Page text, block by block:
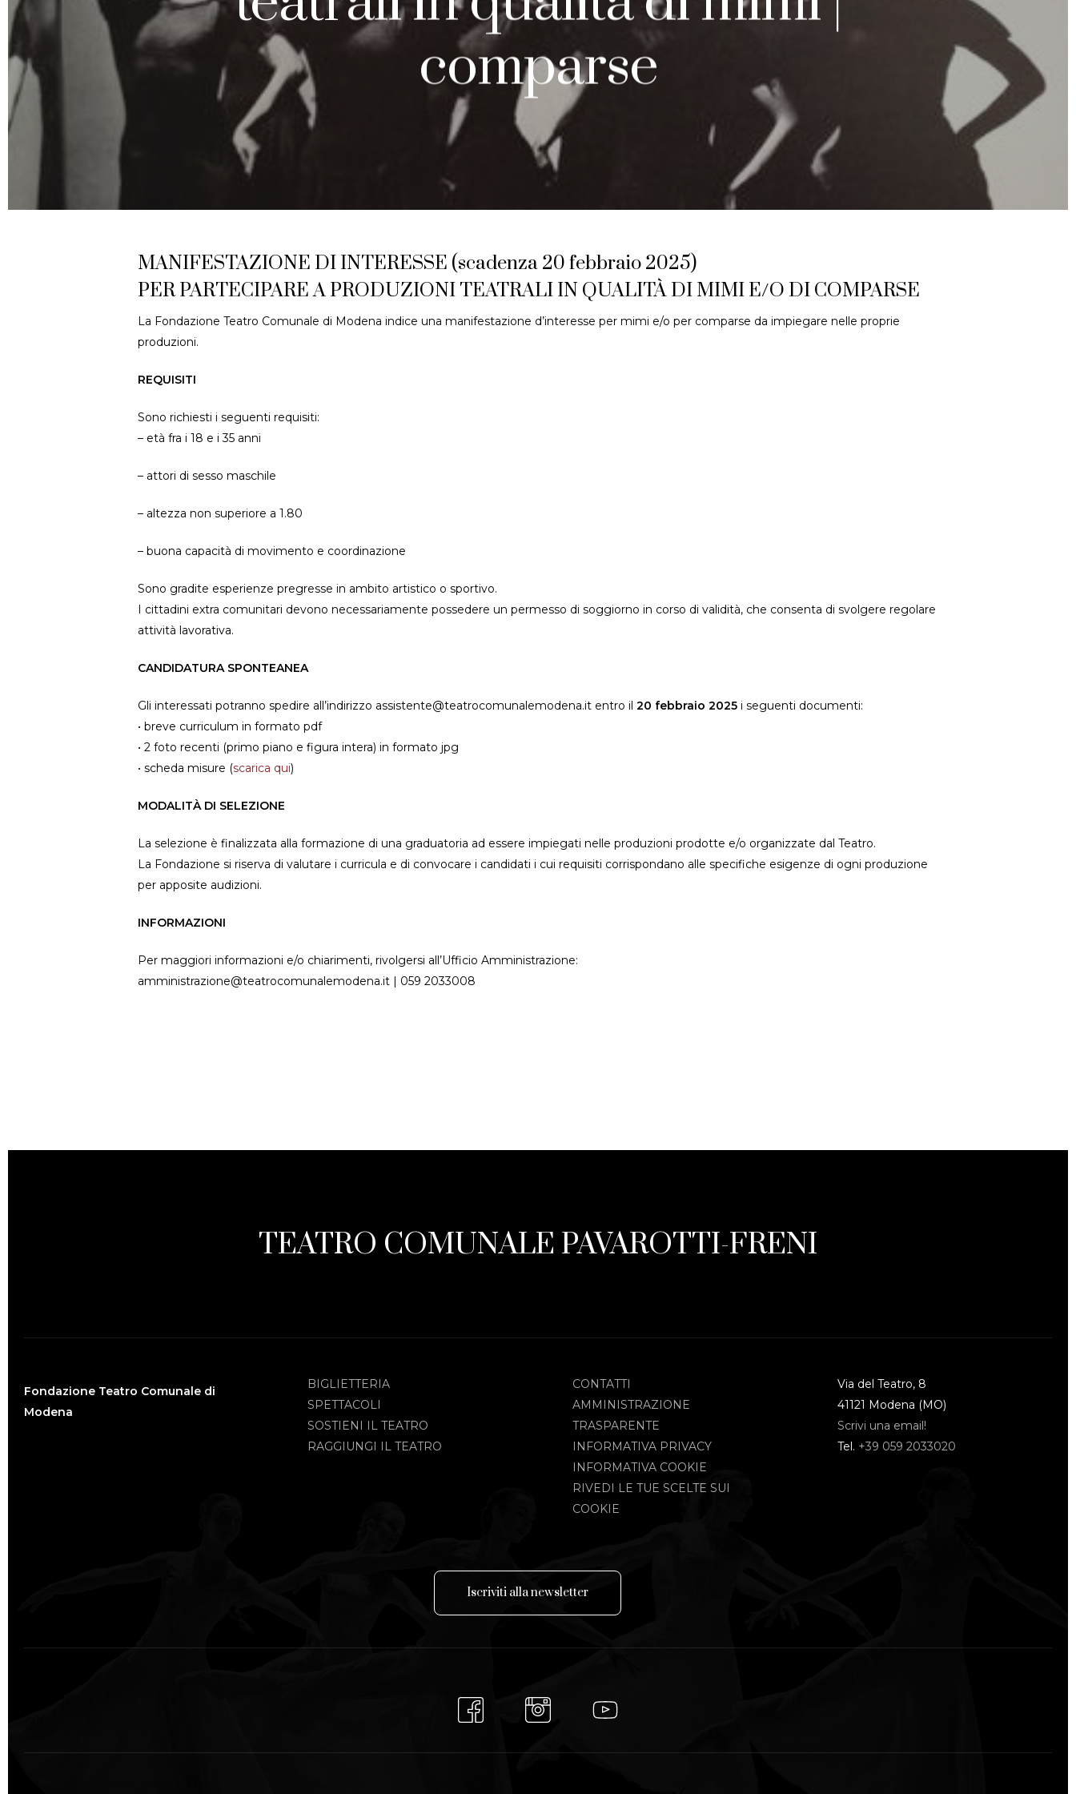
comparse
MANIFESTAZIONE DI INTERESSE (scadenza 20 febbraio 2025)
PER PARTECIPARE A PRODUZIONI TEATRALI IN QUALITÀ DI MIMI E/O DI COMPARSE
La Fondazione Teatro Comunale di Modena indice una manifestazione d’interesse per mimi e/o per comparse da impiegare nelle proprie
produzioni.
REQUISITI
Sono richiesti i seguenti requisiti:
– età fra i 18 e i 35 anni
– attori di sesso maschile
– altezza non superiore a 1.80
– buona capacità di movimento e coordinazione
Sono gradite esperienze pregresse in ambito artistico o sportivo.
I cittadini extra comunitari devono necessariamente possedere un permesso di soggiorno in corso di validità, che consenta di svolgere regolare
attività lavorativa.
CANDIDATURA SPONTEANEA
Gli interessati potranno spedire all’indirizzo assistente@teatrocomunalemodena.it entro il 20 febbraio 2025 i seguenti documenti:
• breve curriculum in formato pdf
• 2 foto recenti (primo piano e figura intera) in formato jpg
• scheda misure (scarica qui)
MODALITÀ DI SELEZIONE
La selezione è finalizzata alla formazione di una graduatoria ad essere impiegati nelle produzioni prodotte e/o organizzate dal Teatro.
La Fondazione si riserva di valutare i curricula e di convocare i candidati i cui requisiti corrispondano alle specifiche esigenze di ogni produzione
per apposite audizioni.
INFORMAZIONI
Per maggiori informazioni e/o chiarimenti, rivolgersi all’Ufficio Amministrazione:
amministrazione@teatrocomunalemodena.it | 059 2033008
TEATRO COMUNALE PAVAROTTI-FRENI
Fondazione Teatro Comunale di
Modena
BIGLIETTERIA
SPETTACOLI
SOSTIENI IL TEATRO
RAGGIUNGI IL TEATRO
CONTATTI
AMMINISTRAZIONE
TRASPARENTE
INFORMATIVA PRIVACY
INFORMATIVA COOKIE
RIVEDI LE TUE SCELTE SUI
COOKIE
Via del Teatro, 8
41121 Modena (MO)
Scrivi una email!
Tel. +39 059 2033020
Iscriviti allanewsletter